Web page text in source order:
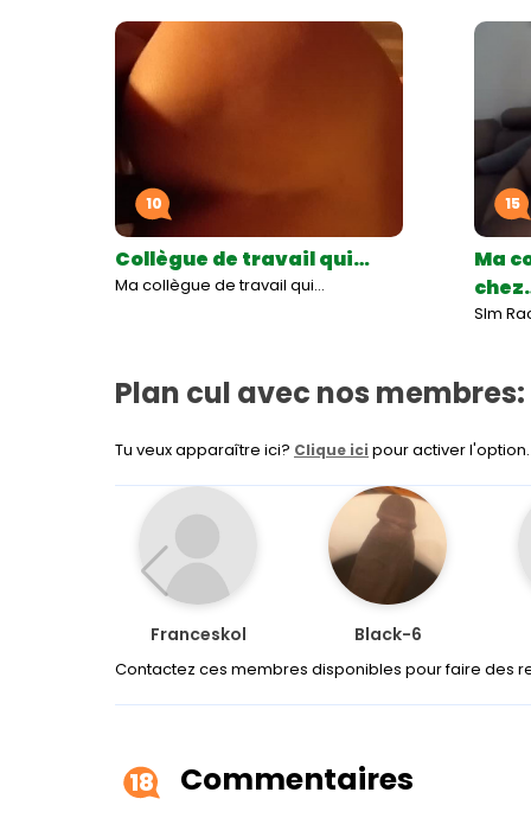
10
Collègue de travail qui…
Ma collègue de travail qui…
15
Ma
Slm
Plan cul avec nos membres:
Tu veux apparaître ici? Clique ici pour activer l'option.
Franceskol Black-6
Contactez ces membres disponibles pour faire des
18 Commentaires